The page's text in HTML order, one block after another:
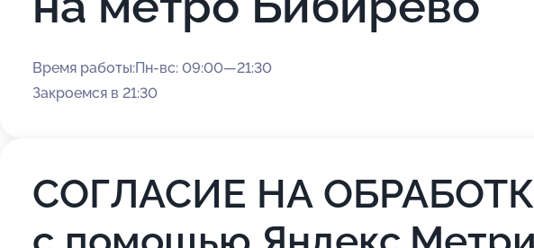
Время работы:Пн-вс: 09:00—21:30
Закроемся в 21:30
СОГЛАСИЕ НА